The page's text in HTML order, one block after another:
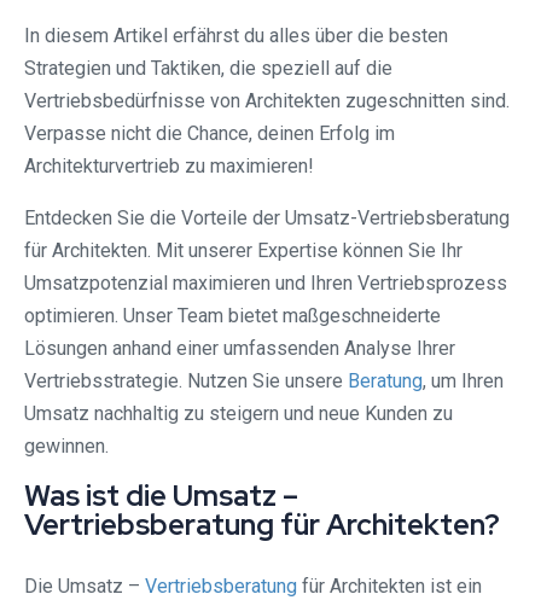
In diesem Artikel erfährst du alles über die besten
Strategien und Taktiken, die speziell auf die
Vertriebsbedürfnisse von Architekten zugeschnitten sind.
Verpasse nicht die Chance, deinen Erfolg im
Architekturvertrieb zu maximieren!
Entdecken Sie die Vorteile der Umsatz-Vertriebsberatung
für Architekten. Mit unserer Expertise können Sie Ihr
Umsatzpotenzial maximieren und Ihren Vertriebsprozess
optimieren. Unser Team bietet maßgeschneiderte
Lösungen anhand einer umfassenden Analyse Ihrer
Vertriebsstrategie. Nutzen Sie unsere Beratung, um Ihren
Umsatz nachhaltig zu steigern und neue Kunden zu
gewinnen.
Was ist die Umsatz –
Vertriebsberatung für Architekten?
Die Umsatz – Vertriebsberatung für Architekten ist ein